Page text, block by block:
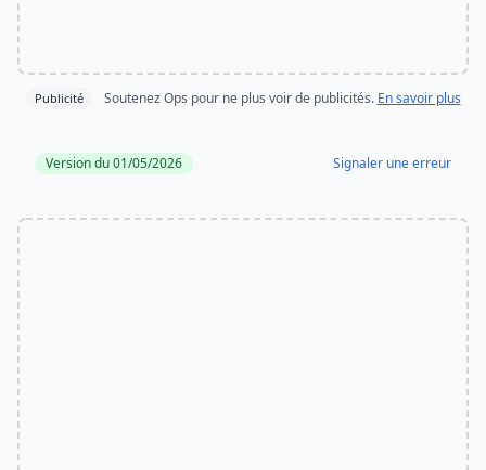
Publicité Soutenez Ops pour ne plus voir de publicités. En savoir plus
Version du 01/05/2026 Signaler une erreur